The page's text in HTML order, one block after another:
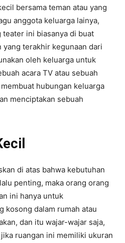
bersama teman atau yang
anggota keluarga lainya,
teater ini biasanya di buat
yang terakhir kegunaan dari
oleh keluarga untuk
acara TV atau sebuah
hubungan keluarga
menciptakan sebuah
di atas bahwa kebutuhan
penting, maka orang orang
ini hanya untuk
kosong dalam rumah atau
dan itu wajar-wajar saja,
ruangan ini memiliki ukuran